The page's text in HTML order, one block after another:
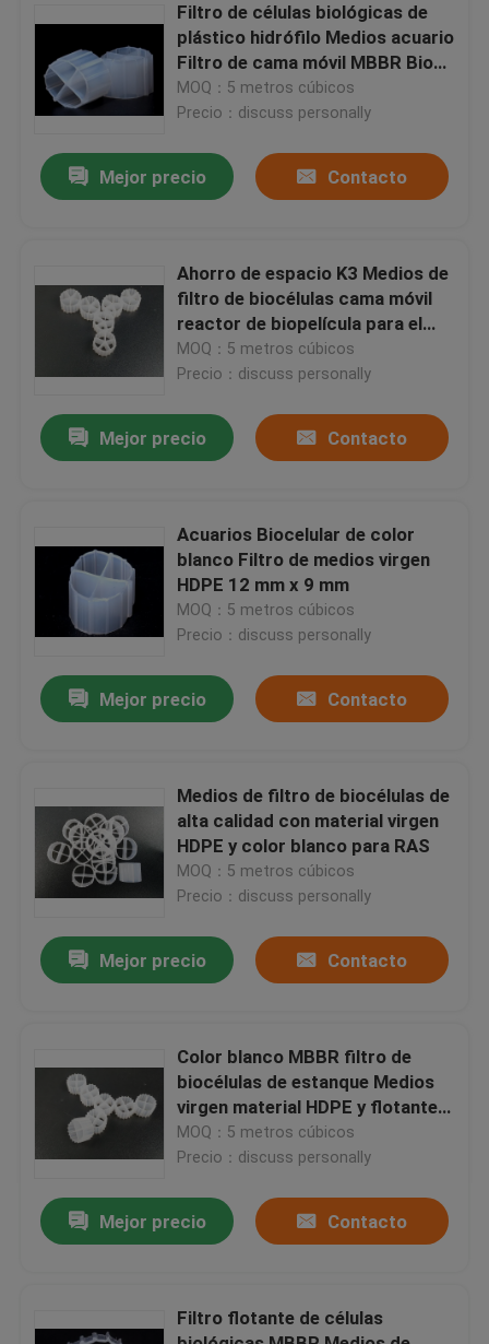
Hogar
Sobre nosotros
Control de calidad
Éntrenos en contacto con
El blog
Pida una cita
Bio medios de MBBR
Filtro de células biológicas de
plástico hidrófilo Medios acuario
Filtro de cama móvil MBBR Bio
bolas
MOQ：5 metros cúbicos
Precio：discuss personally
Mejor precio Contacto
Ahorro de espacio K3 Medios de
filtro de biocélulas cama móvil
reactor de biopelícula para el
tratamiento del agua
MOQ：5 metros cúbicos
Precio：discuss personally
Mejor precio Contacto
Acuarios Biocelular de color
blanco Filtro de medios virgen
HDPE 12 mm x 9 mm
MOQ：5 metros cúbicos
Precio：discuss personally
Mejor precio Contacto
Medios de filtro de biocélulas de
alta calidad con material virgen
HDPE y color blanco para RAS
MOQ：5 metros cúbicos
Precio：discuss personally
Mejor precio Contacto
Color blanco MBBR filtro de
biocélulas de estanque Medios
virgen material HDPE y flotante
para RAS
MOQ：5 metros cúbicos
Precio：discuss personally
Mejor precio Contacto
Filtro flotante de células